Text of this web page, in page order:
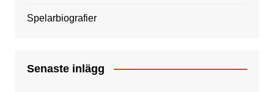
Spelarbiografier
Senaste inlägg